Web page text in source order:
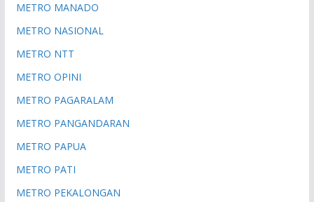
METRO MANADO
METRO NASIONAL
METRO NTT
METRO OPINI
METRO PAGARALAM
METRO PANGANDARAN
METRO PAPUA
METRO PATI
METRO PEKALONGAN